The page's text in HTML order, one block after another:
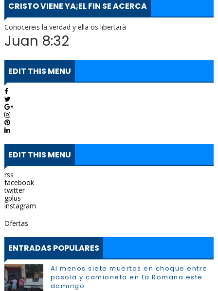
CRISTO VIENE YA;EL FIN SE ACERCA
Conocereis la verdad y ella os libertarà
Juan 8:32
EDIT THIS MENU
EDIT THIS MENU
rss
facebook
twitter
gplus
instagram
Ofertas
ENTRADAS POPULARES
Al menos siete muertos en choque entre
pasola y camioneta en La Romana este
domingo